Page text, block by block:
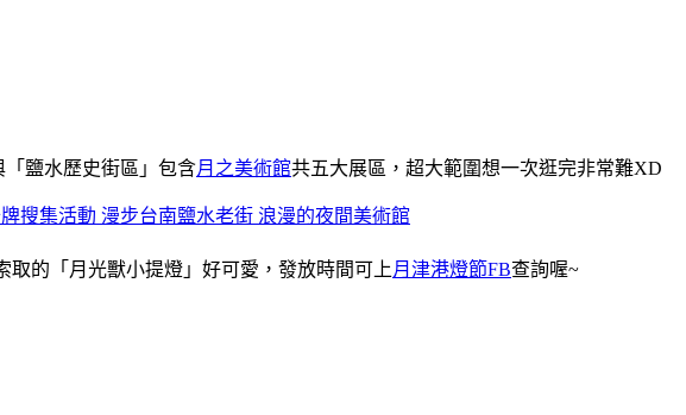
鹽水歷史街區」包含月之美術館共五大展區，超大範圍想一次逛完非常難XD
搜集活動 漫步台南鹽水老街 浪漫的夜間美術館
的「月光獸小提燈」好可愛，發放時間可上 月津港燈節FB查詢喔~